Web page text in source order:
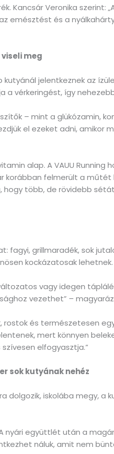
Kancsár Veronika szerint:
emésztést és a
meg
jelentkeznek az
a vérkeringést, így
– mint a glükózamin,
el ezeket adni,
alap. A VAUU
korábban felmerült a
hogy több, de rövidebb
fagyi, grillmaradék, sok
kockázatosak lehetnek.
vagy idegen
vezethet” –
és természetesen
mert könnyen
elfogyasztja.”
sok kutyának nehéz
dolgozik, iskolába megy,
nyári együttlét után a
náluk, amit nem